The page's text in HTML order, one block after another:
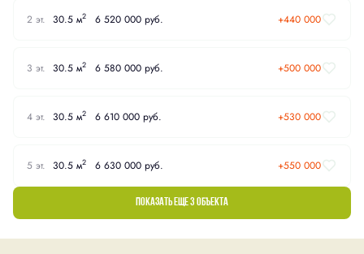
2 эт. 30.5 м2 6 520 000 руб. +440 000
3 эт. 30.5 м2 6 580 000 руб. +500 000
4 эт. 30.5 м2 6 610 000 руб. +530 000
5 эт. 30.5 м2 6 630 000 руб. +550 000
Показать еще 3 объектa